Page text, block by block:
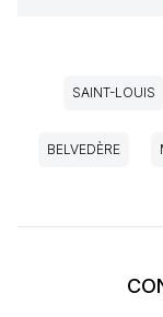
SAINT-LOUIS
BELVEDÈRE